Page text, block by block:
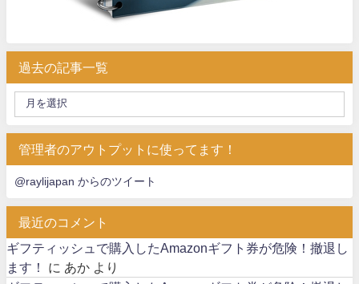
過去の記事一覧
管理者のアウトプットに使ってます！
@raylijapan からのツイート
最近のコメント
ギフティッシュで購入したAmazonギフト券が危険！撤退し
ます！
に あか より